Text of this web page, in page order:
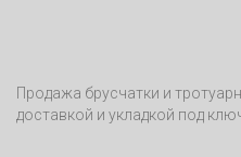
Продажа брусчатки и
доставкой и укладкой под